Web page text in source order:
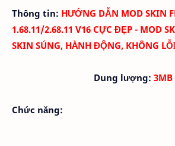
Thông tin: HƯỚNG DẪN MOD SKIN
1.68.11/2.68.11 V16 CỰC ĐẸP - MOD
SKIN SÚNG, HÀNH ĐỘNG, KHÔNG
Dung lượng: 3MB
Chức năng: